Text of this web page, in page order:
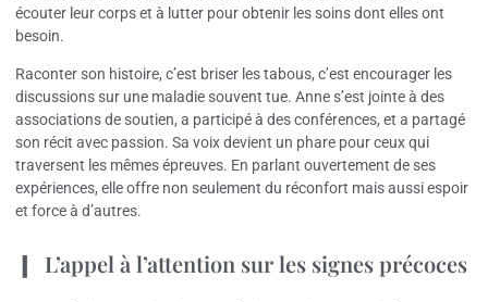
écouter leur corps et à lutter pour obtenir les soins dont elles ont
besoin.
Raconter son histoire, c’est briser les tabous, c’est encourager les
discussions sur une maladie souvent tue. Anne s’est jointe à des
associations de soutien, a participé à des conférences, et a partagé
son récit avec passion. Sa voix devient un phare pour ceux qui
traversent les mêmes épreuves. En parlant ouvertement de ses
expériences, elle offre non seulement du réconfort mais aussi espoir
et force à d’autres.
L’appel à l’attention sur les signes précoces